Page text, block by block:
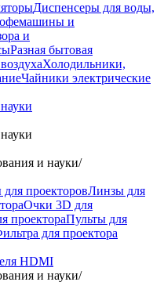
Диспенсеры для воды,
и
и
Разная бытовая
Холодильники,
Чайники электрические
и науки/
проекторовЛинзы для
Очки 3D для
проектораПульты для
для проектора
HDMI
и науки/